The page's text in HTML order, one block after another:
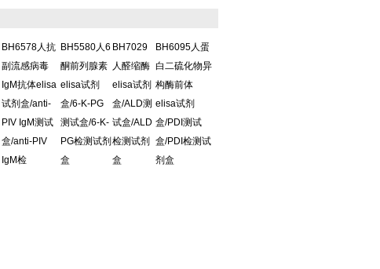
BH6578人抗
副流感病毒
IgM抗体elisa
试剂盒/anti-
PIV IgM测试
盒/anti-PIV
IgM检
BH5580人6
酮前列腺素
elisa试剂
盒/6-K-PG
测试盒/6-K-
PG检测试剂
盒
BH7029
人醛缩酶
elisa试剂
盒/ALD测
试盒/ALD
检测试剂
盒
BH6095人蛋
白二硫化物异
构酶前体
elisa试剂
盒/PDI测试
盒/PDI检测试
剂盒